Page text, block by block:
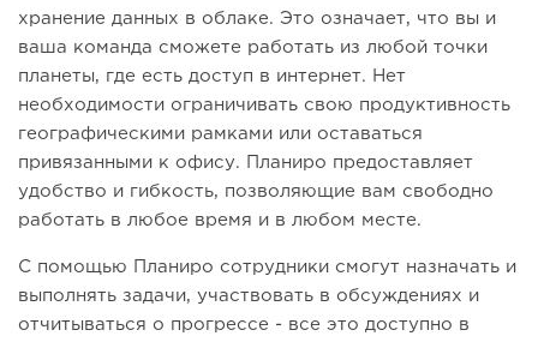
хранение данных в облаке. Это означает, что вы и
ваша команда сможете работать из любой точки
планеты, где есть доступ в интернет. Нет
необходимости ограничивать свою продуктивность
географическими рамками или оставаться
привязанными к офису. Планиро предоставляет
удобство и гибкость, позволяющие вам свободно
работать в любое время и в любом месте.
С помощью Планиро сотрудники смогут назначать и
выполнять задачи, участвовать в обсуждениях и
отчитываться о прогрессе - все это доступно в